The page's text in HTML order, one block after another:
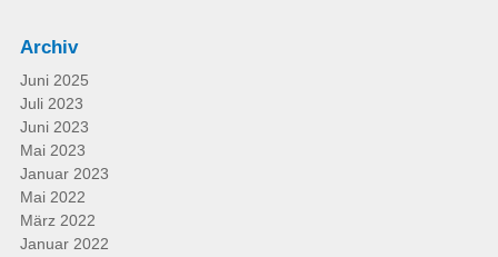
Archiv
Juni 2025
Juli 2023
Juni 2023
Mai 2023
Januar 2023
Mai 2022
März 2022
Januar 2022